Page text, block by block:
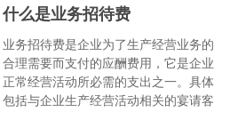
什么是业务招待费
业务招待费是企业为了生产经营业务的
合理需要而支付的应酬费用，它是企业
正常经营活动所必需的支出之一。具体
包括与企业生产经营活动相关的宴请客